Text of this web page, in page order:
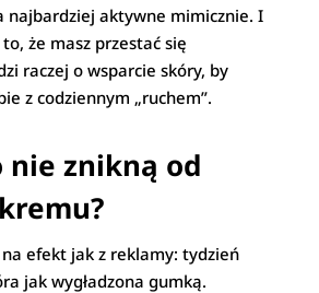
najbardziej aktywne mimicznie. I
że masz przestać się
raczej o wsparcie skóry, by
z codziennym „ruchem”.
nie znikną od
efekt jak z reklamy: tydzień
jak wygładzona gumką.